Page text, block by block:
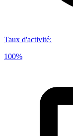
Taux d'activité:
100%